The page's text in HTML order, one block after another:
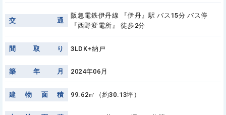
交 通
阪急電鉄伊丹線 『伊丹』駅 バス15分 バス停
『西野変電所』 徒歩2分
間 取 り 3LDK+納戸
築 年 月 2024年06月
建 物 面 積 99.62㎡（約30.13坪）